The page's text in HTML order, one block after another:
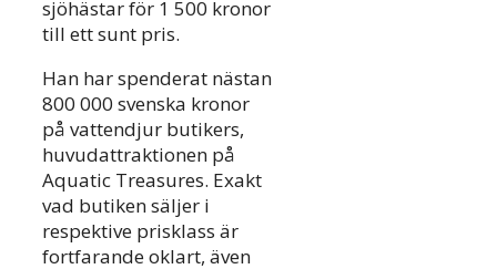
sjöhästar för 1 500 kronor
till ett sunt pris.
Han har spenderat nästan
800 000 svenska kronor
på vattendjur butikers,
huvudattraktionen på
Aquatic Treasures. Exakt
vad butiken säljer i
respektive prisklass är
fortfarande oklart, även